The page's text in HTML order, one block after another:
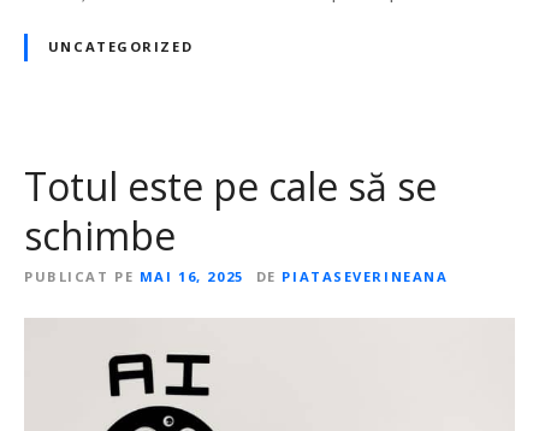
UNCATEGORIZED
Totul este pe cale să se
schimbe
PUBLICAT PE MAI 16, 2025 DE PIATASEVERINEANA